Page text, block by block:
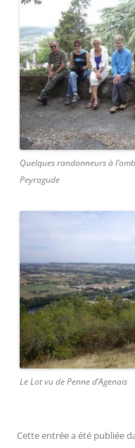
Quelques randonneurs à
Peyragude
Le Lot vu de Penne d’Agenais
Cette entrée a été publiée